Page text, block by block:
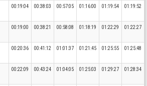
00:19:04 00:38:03 00:57:05 01:16:00 01:19:54 01:19:52
00:19:00 00:38:21 00:58:08 01:18:19 01:22:29 01:22:27
00:20:36 00:41:12 01:01:37 01:21:45 01:25:55 01:25:48
00:22:09 00:43:24 01:04:05 01:25:03 01:29:27 01:28:34